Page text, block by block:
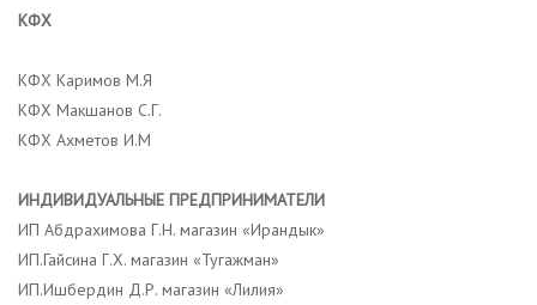
КФХ
КФХ Каримов М.Я
КФХ Макшанов С.Г.
КФХ Ахметов И.М
ИНДИВИДУАЛЬНЫЕ ПРЕДПРИНИМАТЕЛИ
ИП Абдрахимова Г.Н. магазин «Ирандык»
ИП.Гайсина Г.Х. магазин «Тугажман»
ИП.Ишбердин Д.Р. магазин «Лилия»